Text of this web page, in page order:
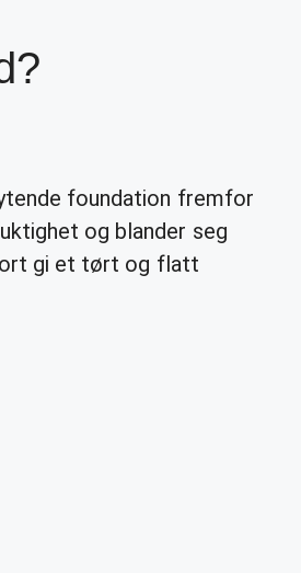
foundation fremfor
og blander seg
gi et tørt og flatt